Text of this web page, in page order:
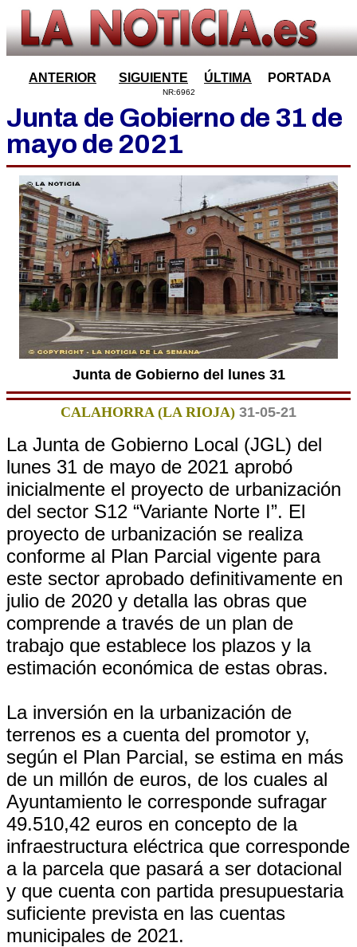
ANTERIOR SIGUIENTE ÚLTIMA PORTADA
NR:6962
Junta de Gobierno de 31 de
mayo de 2021
Junta de Gobierno del lunes 31
CALAHORRA (LA RIOJA) 31-05-21
La Junta de Gobierno Local (JGL) del
lunes 31 de mayo de 2021 aprobó
inicialmente el proyecto de urbanización
del sector S12 “Variante Norte I”. El
proyecto de urbanización se realiza
conforme al Plan Parcial vigente para
este sector aprobado definitivamente en
julio de 2020 y detalla las obras que
comprende a través de un plan de
trabajo que establece los plazos y la
estimación económica de estas obras.
La inversión en la urbanización de
terrenos es a cuenta del promotor y,
según el Plan Parcial, se estima en más
de un millón de euros, de los cuales al
Ayuntamiento le corresponde sufragar
49.510,42 euros en concepto de la
infraestructura eléctrica que corresponde
a la parcela que pasará a ser dotacional
y que cuenta con partida presupuestaria
suficiente prevista en las cuentas
municipales de 2021.